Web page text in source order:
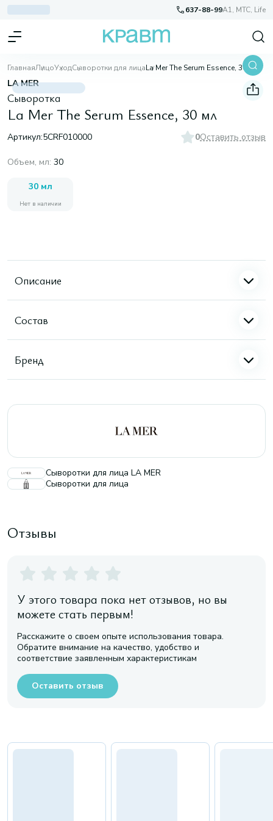
637-88-99A1, МТС, Life
ГлавнаяЛицоУходСыворотки для лицаLa Mer The Serum Essence, 30 мл
LA MER
Сыворотка
La Mer The Serum Essence, 30 мл
Артикул:5CRF010000 0Оставить отзыв
Объем, мл: 30
30 мл
Нет в наличии
Описание
Состав
Бренд
Сыворотки для лица LA MER
Сыворотки для лица
Отзывы
У этого товара пока нет отзывов, но вы
можете стать первым!
Расскажите о своем опыте использования товара.
Обратите внимание на качество, удобство и
соответствие заявленным характеристикам
Оставить отзыв